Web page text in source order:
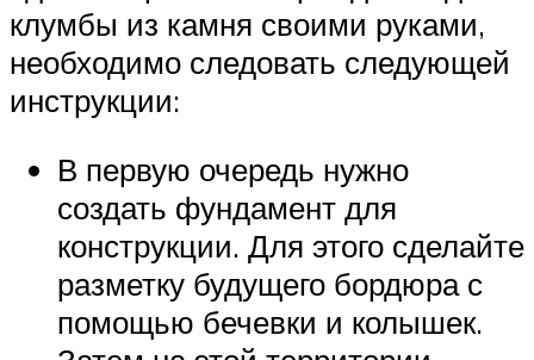
клумбы из камня своими руками,
необходимо следовать следующей
инструкции:
В первую очередь нужно
создать фундамент для
конструкции. Для этого сделайте
разметку будущего бордюра с
помощью бечевки и колышек.